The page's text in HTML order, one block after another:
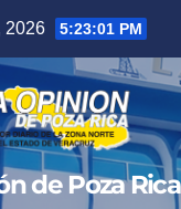
2026 5:23:02 PM
de Poza Rica